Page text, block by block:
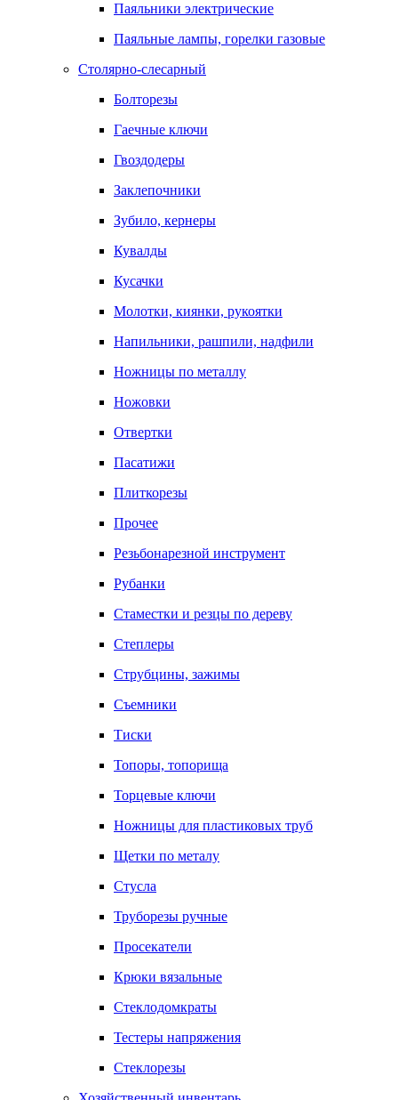
Паяльники электрические
Паяльные лампы, горелки газовые
Столярно-слесарный
Болторезы
Гаечные ключи
Гвоздодеры
Заклепочники
Зубило, кернеры
Кувалды
Кусачки
Молотки, киянки, рукоятки
Напильники, рашпили, надфили
Ножницы по металлу
Ножовки
Отвертки
Пасатижи
Плиткорезы
Прочее
Резьбонарезной инструмент
Рубанки
Стаместки и резцы по дереву
Степлеры
Струбцины, зажимы
Съемники
Тиски
Топоры, топорища
Торцевые ключи
Ножницы для пластиковых труб
Щетки по металу
Стусла
Труборезы ручные
Просекатели
Крюки вязальные
Стеклодомкраты
Тестеры напряжения
Стеклорезы